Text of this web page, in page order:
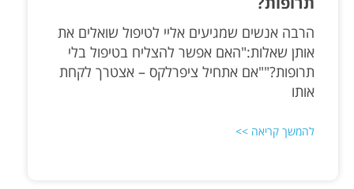
הרבה אנשים שמגיעים אליי לטיפול שואלים את
אותן שאלות:"האם אפשר להצליח בטיפול בלי
תרופות?""אם אתחיל ציפרלקס – אצטרך לקחת
אותו
להמשך קריאה >>